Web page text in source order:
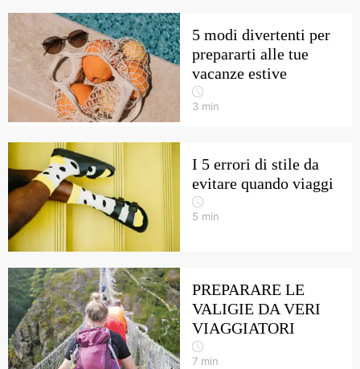
5 modi divertenti per
prepararti alle tue
vacanze estive
3 min
I 5 errori di stile da
evitare quando viaggi
5 min
PREPARARE LE
VALIGIE DA VERI
VIAGGIATORI
7 min